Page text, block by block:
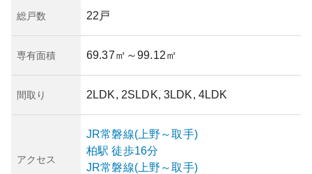
総戸数 22戸
専有面積 69.37㎡ ～99.12㎡
間取り 2LDK, 2SLDK, 3LDK, 4LDK
アクセス
JR常磐線(上野～取手)
柏駅 徒歩16分
JR常磐線(上野～取手)